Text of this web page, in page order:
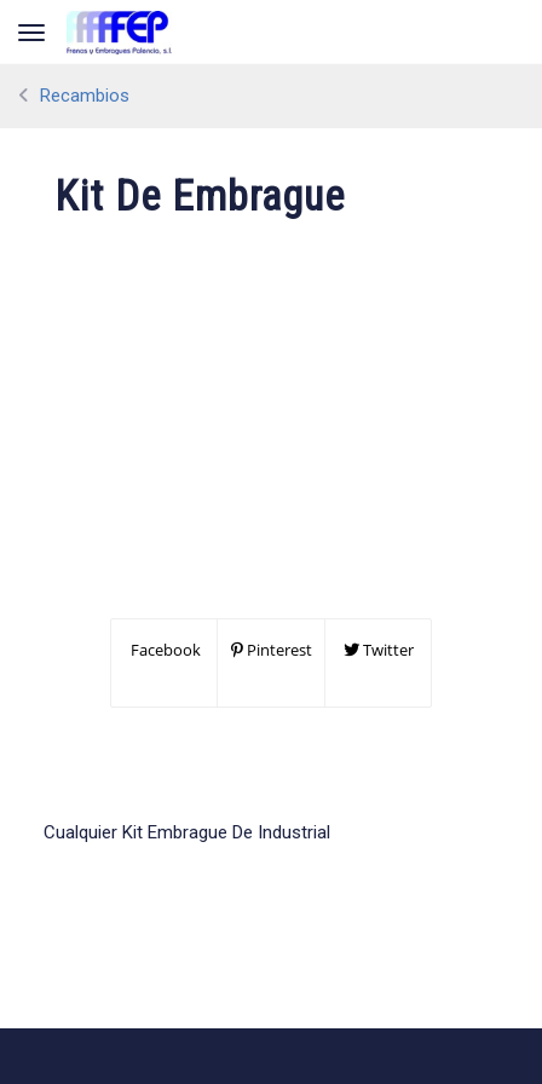
Toggle navigation
Recambios
Kit De Embrague
Facebook Pinterest Twitter
Cualquier Kit Embrague De Industrial